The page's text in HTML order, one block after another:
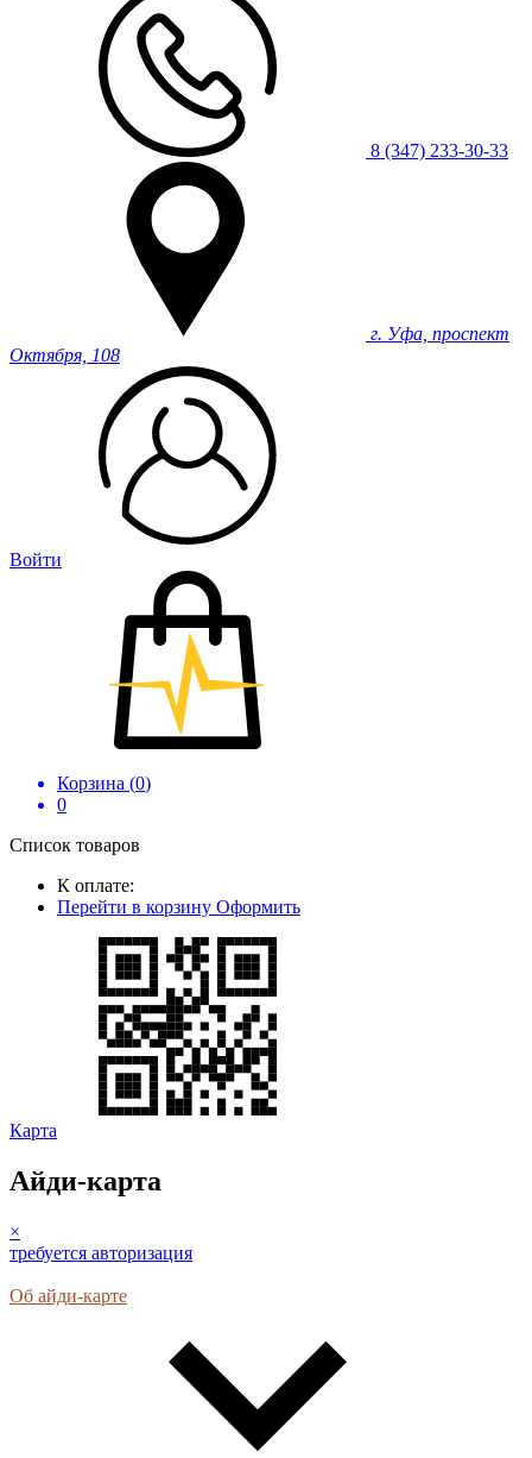
8 (347) 233-30-33
г. Уфа, проспект
Октября, 108
Войти
Корзина (0)
0
Список товаров
К оплате:
Перейти в корзину Оформить
Карта
Айди-карта
×
требуется авторизация
Об айди-карте